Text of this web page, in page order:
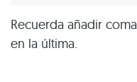
Recuerda añadir
en la última.